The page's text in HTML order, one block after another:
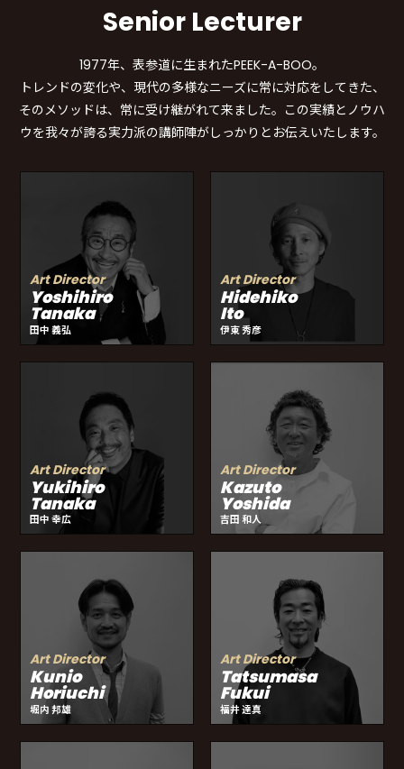
Senior Lecturer
1977年、表参道に生まれたPEEK-A-BOO。
トレンドの変化や、現代の多様なニーズに常に対応をしてきた、
そのメソッドは、常に受け継がれて来ました。この実績とノウハ
ウを我々が誇る実力派の講師陣がしっかりとお伝えいたします。
Art Director
Yoshihiro
Tanaka
田中 義弘
Art Director
Hidehiko
Ito
伊東 秀彦
Art Director
Yukihiro
Tanaka
田中 幸広
Art Director
Kazuto
Yoshida
吉田 和人
Art Director
Kunio
Horiuchi
堀内 邦雄
Art Director
Tatsumasa
Fukui
福井 達真